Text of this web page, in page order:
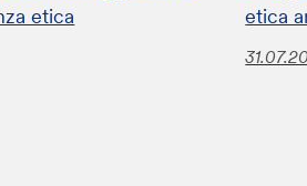
etica
etica